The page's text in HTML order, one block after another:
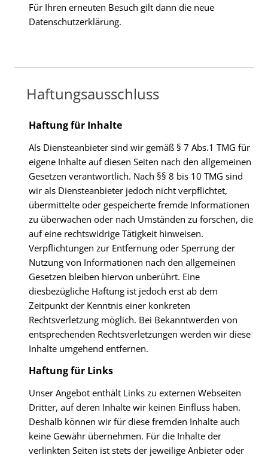
Für Ihren erneuten Besuch gilt dann die neue
Datenschutzerklärung.
Haftungsausschluss
Haftung für Inhalte
Als Diensteanbieter sind wir gemäß § 7 Abs.1 TMG für
eigene Inhalte auf diesen Seiten nach den allgemeinen
Gesetzen verantwortlich. Nach §§ 8 bis 10 TMG sind
wir als Diensteanbieter jedoch nicht verpflichtet,
übermittelte oder gespeicherte fremde Informationen
zu überwachen oder nach Umständen zu forschen, die
auf eine rechtswidrige Tätigkeit hinweisen.
Verpflichtungen zur Entfernung oder Sperrung der
Nutzung von Informationen nach den allgemeinen
Gesetzen bleiben hiervon unberührt. Eine
diesbezügliche Haftung ist jedoch erst ab dem
Zeitpunkt der Kenntnis einer konkreten
Rechtsverletzung möglich. Bei Bekanntwerden von
entsprechenden Rechtsverletzungen werden wir diese
Inhalte umgehend entfernen.
Haftung für Links
Unser Angebot enthält Links zu externen Webseiten
Dritter, auf deren Inhalte wir keinen Einfluss haben.
Deshalb können wir für diese fremden Inhalte auch
keine Gewähr übernehmen. Für die Inhalte der
verlinkten Seiten ist stets der jeweilige Anbieter oder